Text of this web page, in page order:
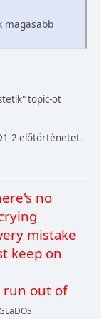
magasabb
topic-ot
2 előtörténetet.
no
mistake
keep on
out of